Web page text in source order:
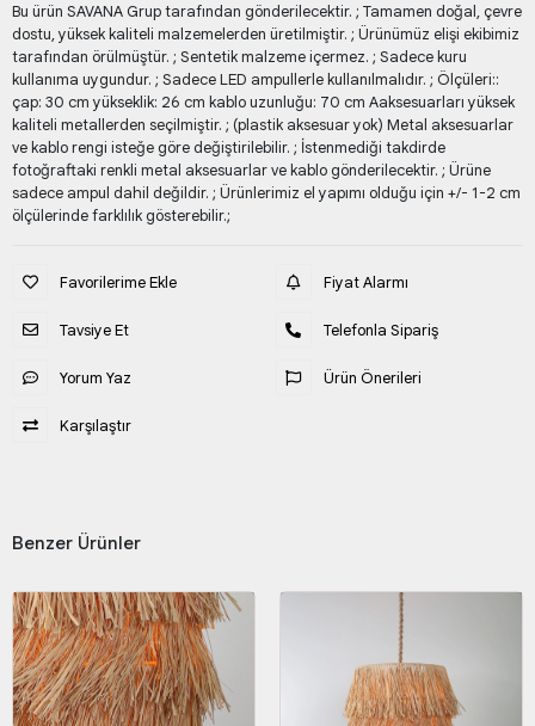
Bu ürün SAVANA Grup tarafından gönderilecektir. ; Tamamen doğal, çevre
dostu, yüksek kaliteli malzemelerden üretilmiştir. ; Ürünümüz elişi ekibimiz
tarafından örülmüştür. ; Sentetik malzeme içermez. ; Sadece kuru
kullanıma uygundur. ; Sadece LED ampullerle kullanılmalıdır. ; Ölçüleri::
çap: 30 cm yükseklik: 26 cm kablo uzunluğu: 70 cm Aaksesuarları yüksek
kaliteli metallerden seçilmiştir. ; (plastik aksesuar yok) Metal aksesuarlar
ve kablo rengi isteğe göre değiştirilebilir. ; İstenmediği takdirde
fotoğraftaki renkli metal aksesuarlar ve kablo gönderilecektir. ; Ürüne
sadece ampul dahil değildir. ; Ürünlerimiz el yapımı olduğu için +/- 1-2 cm
ölçülerinde farklılık gösterebilir.;
Favorilerime Ekle
Tavsiye Et
Yorum Yaz
Karşılaştır
Fiyat Alarmı
Telefonla Sipariş
Ürün Önerileri
Benzer Ürünler